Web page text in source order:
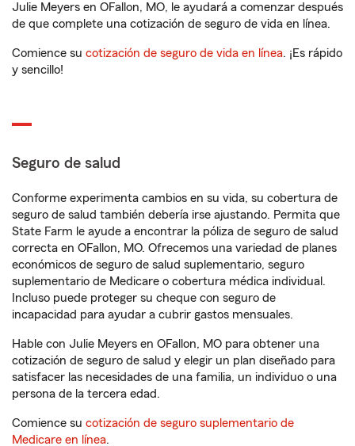
Julie Meyers en OFallon, MO, le ayudará a comenzar después
de que complete una cotización de seguro de vida en línea.
Comience su cotización de seguro de vida en línea. ¡Es rápido
y sencillo!
Seguro de salud
Conforme experimenta cambios en su vida, su cobertura de
seguro de salud también debería irse ajustando. Permita que
State Farm le ayude a encontrar la póliza de seguro de salud
correcta en OFallon, MO. Ofrecemos una variedad de planes
económicos de seguro de salud suplementario, seguro
suplementario de Medicare o cobertura médica individual.
Incluso puede proteger su cheque con seguro de
incapacidad para ayudar a cubrir gastos mensuales.
Hable con Julie Meyers en OFallon, MO para obtener una
cotización de seguro de salud y elegir un plan diseñado para
satisfacer las necesidades de una familia, un individuo o una
persona de la tercera edad.
Comience su cotización de seguro suplementario de
Medicare en línea.